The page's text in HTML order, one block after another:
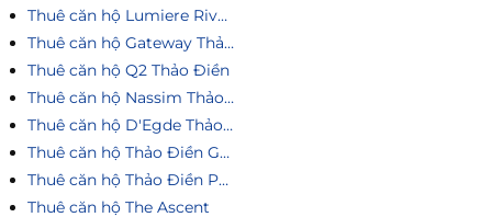
Thuê căn hộ Lumiere Riverside
Thuê căn hộ Gateway Thảo Điền
Thuê căn hộ Q2 Thảo Điền
Thuê căn hộ Nassim Thảo Điền
Thuê căn hộ D'Egde Thảo Điền
Thuê căn hộ Thảo Điền Green
Thuê căn hộ Thảo Điền Pearl
Thuê căn hộ The Ascent